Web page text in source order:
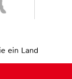
ein Land